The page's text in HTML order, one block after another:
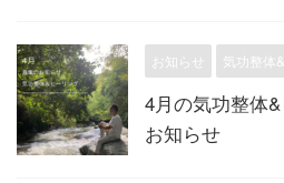
お知らせ 気功整体
4月の気功整体
お知らせ